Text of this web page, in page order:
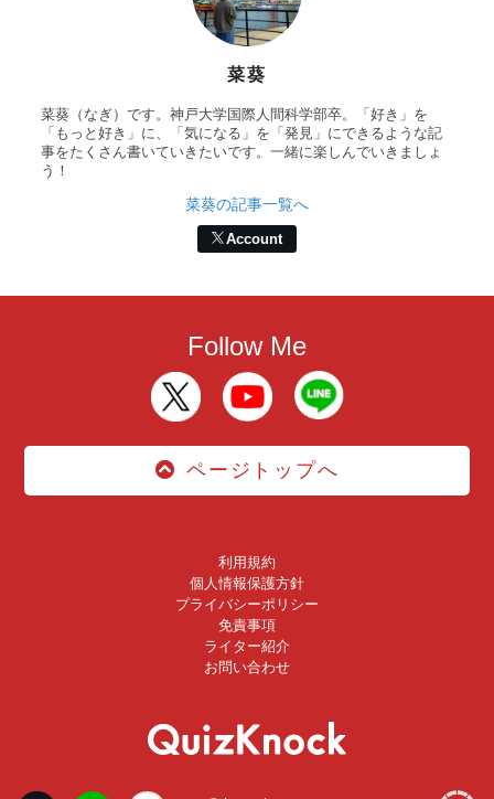
菜葵
菜葵（なぎ）です。神戸大学国際人間科学部卒。「好き」を
「もっと好き」に、「気になる」を「発見」にできるような記
事をたくさん書いていきたいです。一緒に楽しんでいきましょ
う！
菜葵の記事一覧へ
Account
Follow Me
ページトップへ
利用規約
個人情報保護方針
プライバシーポリシー
免責事項
ライター紹介
お問い合わせ